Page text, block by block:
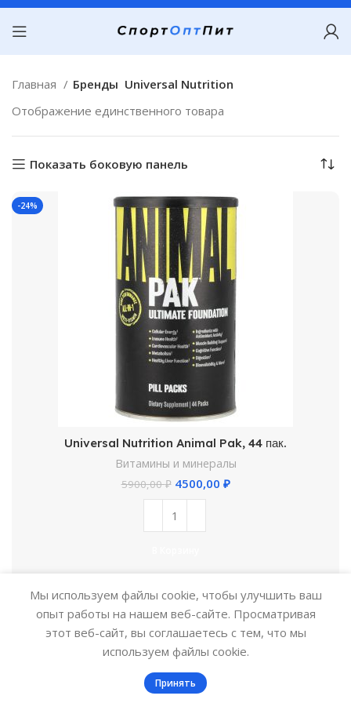
Главная Бренды Universal Nutrition
Отображение единственного товара
Показать боковую панель
-24%
Universal Nutrition Animal Pak, 44 пак.
Витамины и минералы
5900,00₽ 4500,00 ₽
Мы используем файлы cookie, чтобы улучшить ваш
опыт работы на нашем веб-сайте. Просматривая
этот веб-сайт, вы соглашаетесь с тем, что мы
используем файлы cookie.
Принять
Заказ